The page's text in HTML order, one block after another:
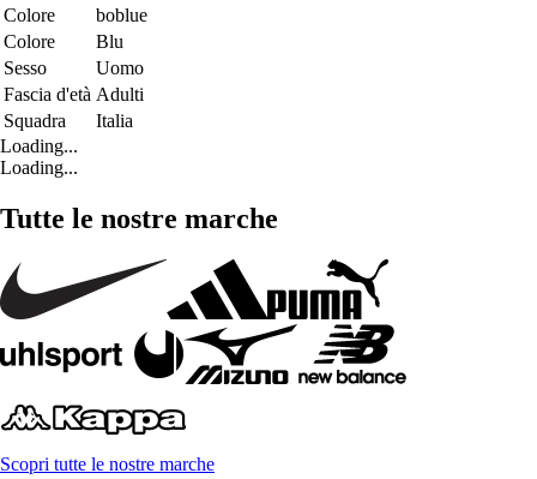
Colore
boblue
Colore
Blu
Sesso
Uomo
Fascia d'età Adulti
Squadra
Italia
Loading...
Loading...
Tutte le nostre marche
Scopri tutte le nostre marche